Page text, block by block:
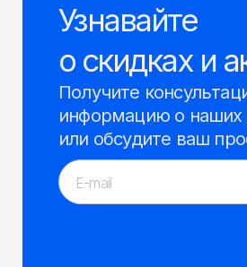
Узнавайте
о скидках и
Получите
информацию о наших
или обсудите ваш